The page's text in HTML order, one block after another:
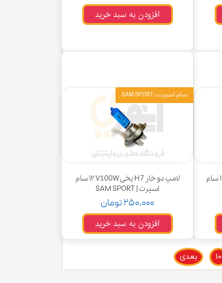
افزودن به سبد خرید
لامپ سیم دار H3 یخی ۱۲v100w سام
لامپ دو خار H7 یخی ۱۲V100W سام
اسپرت | SAM SPORT
۲۵۰,۰۰۰ تومان
افزودن به سبد خرید
سام اسپرت | SAM SPORT
۱۰ بعدی